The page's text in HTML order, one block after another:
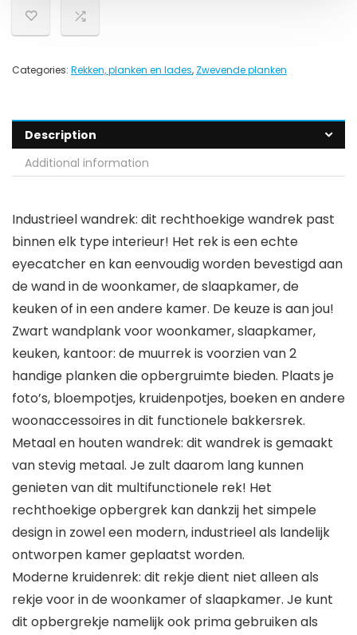
Categories: Rekken, planken en lades, Zwevende planken
Description
Additional information
Industrieel wandrek: dit rechthoekige wandrek past
binnen elk type interieur! Het rek is een echte
eyecatcher en kan eenvoudig worden bevestigd aan
de wand in de woonkamer, de slaapkamer, de
keuken of in een andere kamer. De keuze is aan jou!
Zwart wandplank voor woonkamer, slaapkamer,
keuken, kantoor: de muurrek is voorzien van 2
handige planken die opbergruimte bieden. Plaats je
foto’s, bloempotjes, kruidenpotjes, boeken en andere
woonaccessoires in dit functionele bakkersrek.
Metaal en houten wandrek: dit wandrek is gemaakt
van stevig metaal. Je zult daarom lang kunnen
genieten van dit multifunctionele rek! Het
rechthoekige opbergrek kan dankzij het simpele
design in zowel een modern, industrieel als landelijk
ontworpen kamer geplaatst worden.
Moderne kruidenrek: dit rekje dient niet alleen als
rekje voor in de woonkamer of slaapkamer. Je kunt
dit opbergrekje namelijk ook prima gebruiken als